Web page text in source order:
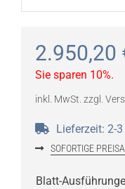
2.950,20
Sie sparen 10%.
inkl. MwSt. zzgl.
Lieferzeit: 2-
SOFORTIGE
Blatt-